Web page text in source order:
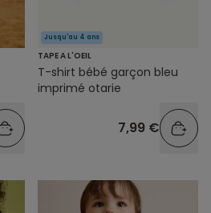
Jusqu'au 4 ans
TAPE A L'OEIL
T-shirt bébé garçon bleu
imprimé otarie
7,99 €